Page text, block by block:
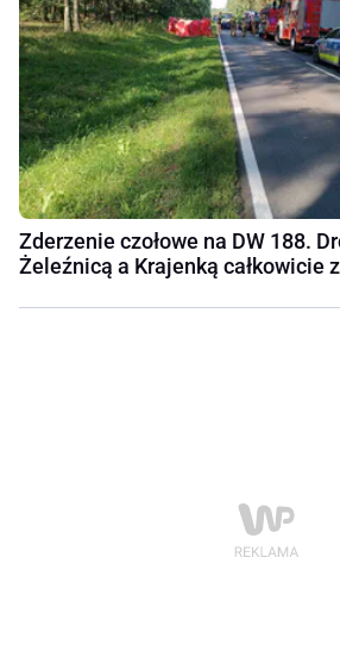
Zderzenie czołowe na DW 188.
Żeleźnicą a Krajenką całkowicie